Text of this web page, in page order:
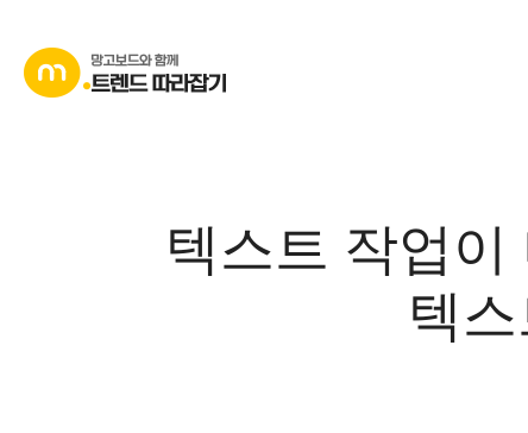
텍스트 작업
텍